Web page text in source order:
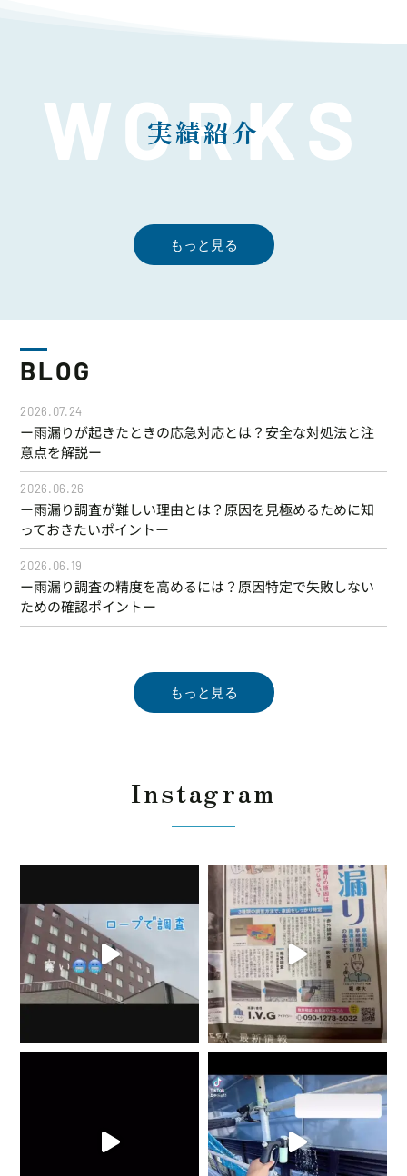
実績紹介
もっと見る
BLOG
2026.07.24
ー雨漏りが起きたときの応急対応とは？安全な対処法と注
意点を解説ー
2026.06.26
ー雨漏り調査が難しい理由とは？原因を見極めるために知
っておきたいポイントー
2026.06.19
ー雨漏り調査の精度を高めるには？原因特定で失敗しない
ための確認ポイントー
もっと見る
Instagram